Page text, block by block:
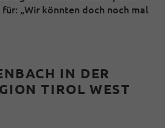
„Wir könnten doch noch mal
IN DER
TIROL WEST